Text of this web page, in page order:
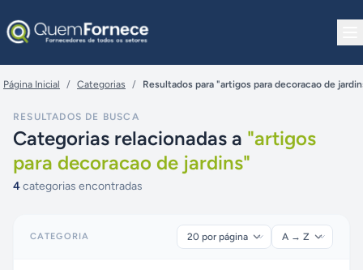
Página Inicial / Categorias / Resultados para "artigos para decoracao de
RESULTADOS DE BUSCA
Categorias relacionadas a "artigos
para decoracao de jardins"
4categorias encontradas
CATEGORIA